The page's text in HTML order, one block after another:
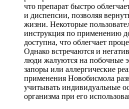
что препарат быстро
и диспепсии, позволяя
жизни. Некоторые
инструкция по применению
доступна, что облегчает
Однако встречаются и
люди жалуются на побочные
запоры или аллергические
применения Новобисмола
учитывать индивидуальные
организма при его